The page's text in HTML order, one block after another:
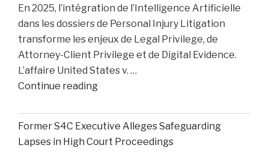
After
car
Accident"
En 2025, l’intégration de l’Intelligence Artificielle
dans les dossiers de Personal Injury Litigation
transforme les enjeux de Legal Privilege, de
Attorney-Client Privilege et de Digital Evidence.
L’affaire United States v. …
Continue reading"AI,
and
Personal
Injury
Former S4C Executive Alleges Safeguarding
Lapses in High Court Proceedings